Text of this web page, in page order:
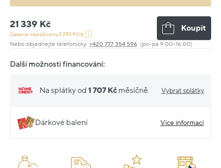
21 339 Kč
Garance nejnižší ceny:3 283 Kč/g
Koupit
Nebo objednejte telefonicky: +420 777 354 596 (po–pá 9:00–16:00)
Další možnosti financování:
Na splátky od 1 707 Kč měsíčně Vybrat splátky
Dárkové balení Více informací